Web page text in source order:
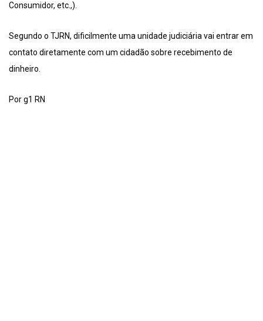
Consumidor, etc.,).
Segundo o TJRN, dificilmente uma unidade judiciária vai entrar em
contato diretamente com um cidadão sobre recebimento de
dinheiro.
Por g1 RN